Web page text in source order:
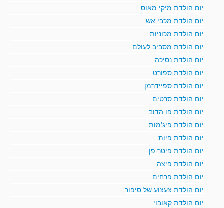
יום הולדת מיקי מאוס
יום הולדת מכבי אש
יום הולדת מכוניות
יום הולדת מסביב לעולם
יום הולדת נסיכה
יום הולדת ספורט
יום הולדת ספיידרמן
יום הולדת סרטים
יום הולדת פו הדוב
יום הולדת פיג'מות
יום הולדת פיות
יום הולדת פיטר פן
יום הולדת פיצה
יום הולדת פרחים
יום הולדת צעצוע של סיפור
יום הולדת קאובוי